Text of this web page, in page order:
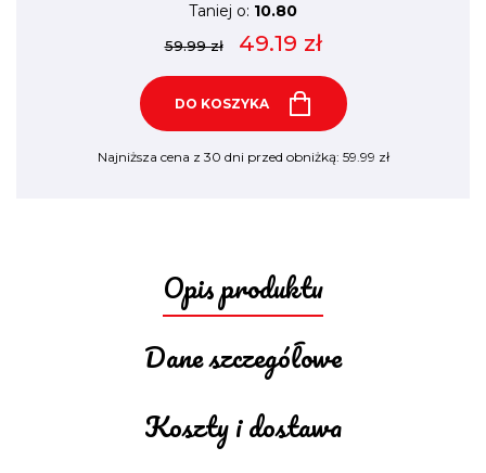
Taniej o: 10.80
59.99 zł 49.19 zł
DO KOSZYKA
Najniższa cena z 30 dni przed obniżką: 59.99 zł
Opis produktu
Dane szczegółowe
Koszty i dostawa